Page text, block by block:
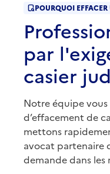
POURQUOI
par
casier
Notre équipe vous
d’effacement de
mettons
avocat partenaire
demande dans les